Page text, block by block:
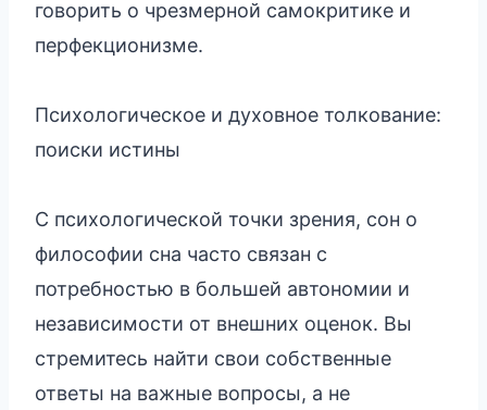
говорить о чрезмерной самокритике и
перфекционизме.
Психологическое и духовное толкование:
поиски истины
С психологической точки зрения, сон о
философии сна часто связан с
потребностью в большей автономии и
независимости от внешних оценок. Вы
стремитесь найти свои собственные
ответы на важные вопросы, а не